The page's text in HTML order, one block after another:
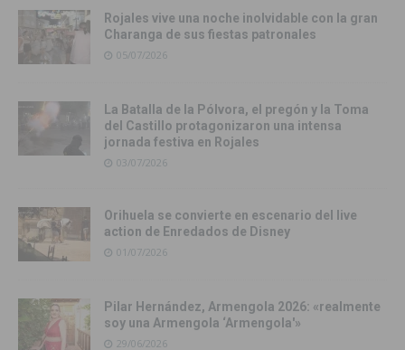
Rojales vive una noche inolvidable con la gran
Charanga de sus fiestas patronales
05/07/2026
La Batalla de la Pólvora, el pregón y la Toma
del Castillo protagonizaron una intensa
jornada festiva en Rojales
03/07/2026
Orihuela se convierte en escenario del live
action de Enredados de Disney
01/07/2026
Pilar Hernández, Armengola 2026: «realmente
soy una Armengola ‘Armengola'»
29/06/2026